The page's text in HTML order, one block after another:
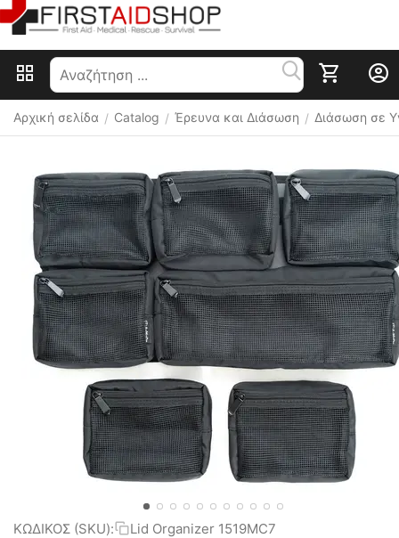
Αρχική σελίδα / Catalog / Έρευνα και Διάσωση / Διάσωση σε
ΚΩΔΙΚΟΣ (SKU): Lid Organizer 1519MC7